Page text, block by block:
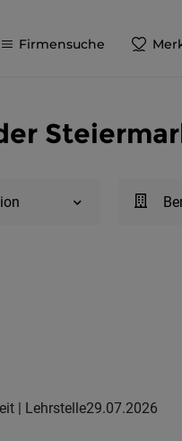
Firmensuche
| Lehrstelle29.07.2026